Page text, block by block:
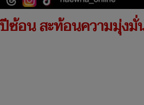
ซ้อน สะท้อนความมุ่ง